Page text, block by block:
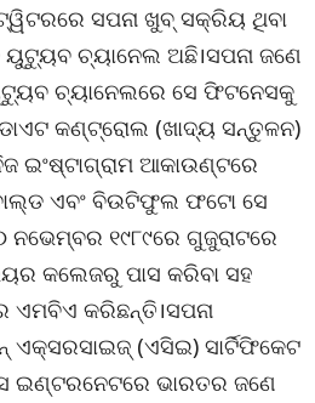
ସପନା ଖୁବ୍ ସକ୍ରିୟ ଥିବା
ଚ୍ୟାନେଲ ଅଛି।ସପନା ଜଣେ
ଚ୍ୟାନେଲରେ ସେ ଫିଟନେସକୁ
କଣ୍ଟ୍ରୋଲ (ଖାଦ୍ୟ ସନ୍ତୁଳନ)
ଇଂଷ୍ଟାଗ୍ରାମ ଆକାଉଣ୍ଟରେ
ଏବଂ ବିଉଟିଫୁଲ ଫଟୋ ସେ
୧୯୮୯ରେ ଗୁଜୁରାଟରେ
କଲେଜରୁ ପାସ କରିବା ସହ
ଏମବିଏ କରିଛନ୍ତି।ସପନା
(ଏସିଇ) ସାର୍ଟିଫିକେଟ
ଇଣ୍ଟରନେଟରେ ଭାରତର ଜଣେ